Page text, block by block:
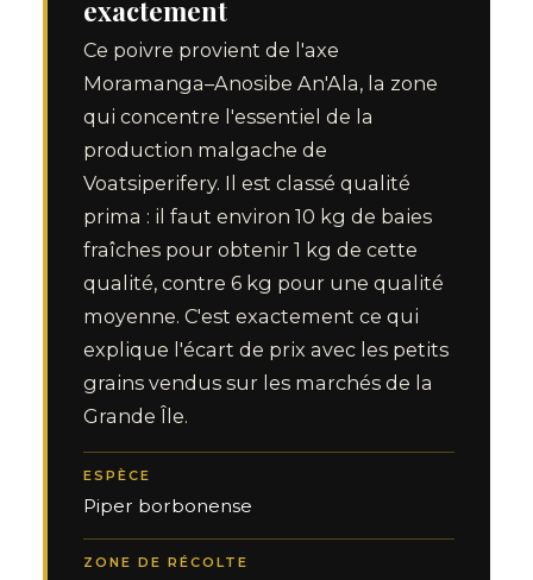
exactement
Ce poivre provient de l'axe
Moramanga–Anosibe An'Ala, la zone
qui concentre l'essentiel de la
production malgache de
Voatsiperifery. Il est classé qualité
prima : il faut environ 10 kg de baies
fraîches pour obtenir 1 kg de cette
qualité, contre 6 kg pour une qualité
moyenne. C'est exactement ce qui
explique l'écart de prix avec les petits
grains vendus sur les marchés de la
Grande Île.
ESPÈCE
Piper borbonense
ZONE DE RÉCOLTE